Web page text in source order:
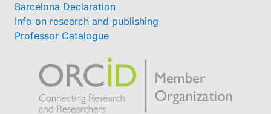
Barcelona Declaration
Info on research and publishing
Professor Catalogue